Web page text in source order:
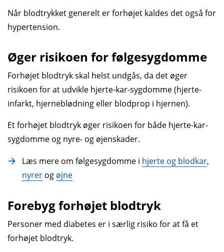
Når blodtrykket generelt er forhøjet kaldes det også for
hypertension.
Øger risikoen for følgesygdomme
Forhøjet blodtryk skal helst undgås, da det øger
risikoen for at udvikle hjerte-kar-sygdomme (hjerte­
infarkt, hjerne­blødning eller blod­prop i hjernen).
Et forhøjet blodtryk øger risikoen for både hjerte-kar-
sygdomme og nyre- og øjenskader.
Læs mere om følge­sygdomme i hjerte og blodkar,
nyrer og øjne
Forebyg forhøjet blodtryk
Personer med diabetes er i særlig risiko for at få et
forhøjet blod­tryk.